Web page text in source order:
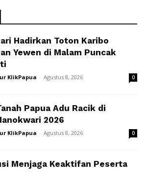
Hadirkan Toton Karibo
Yewen di Malam Puncak
KlikPapua - Agustus 8, 2026 0
Papua Adu Racik di
2026
KlikPapua - Agustus 8, 2026 0
Menjaga Keaktifan Peserta